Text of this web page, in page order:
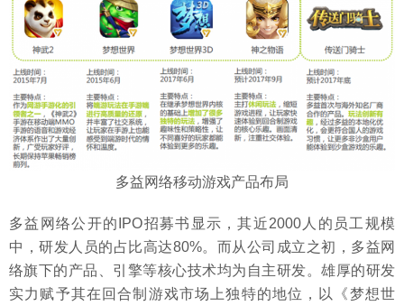
多益网络移动游戏产品布局
多益网络公开的IPO招募书显示，其近2000人的员工规模
中，研发人员的占比高达80%。而从公司成立之初，多益网
络旗下的产品、引擎等核心技术均为自主研发。雄厚的研发
实力赋予其在回合制游戏市场上独特的地位，以《梦想世